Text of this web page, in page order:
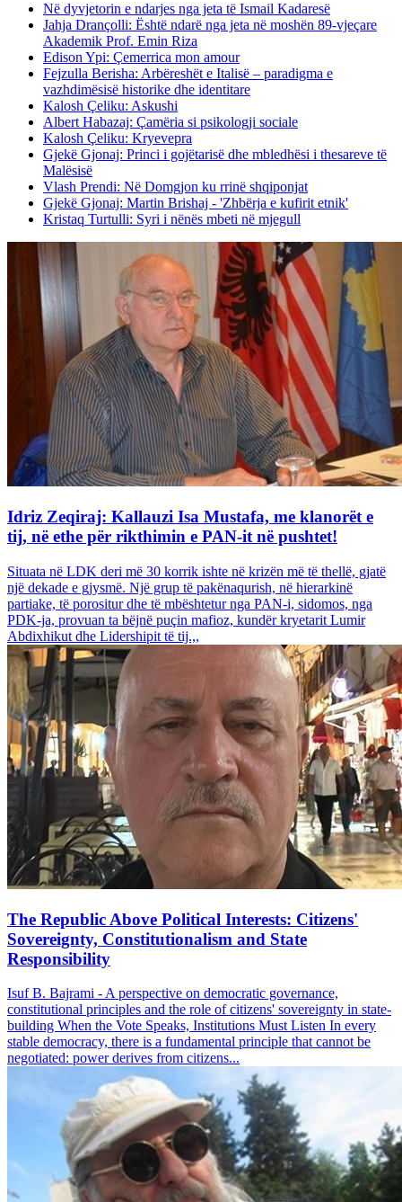
Në dyvjetorin e ndarjes nga jeta të Ismail Kadaresë
Jahja Drançolli: Është ndarë nga jeta në moshën 89-vjeçare
Akademik Prof. Emin Riza
Edison Ypi: Çemerrica mon amour
Fejzulla Berisha: Arbëreshët e Italisë – paradigma e
vazhdimësisë historike dhe identitare
Kalosh Çeliku: Askushi
Albert Habazaj: Çamëria si psikologji sociale
Kalosh Çeliku: Kryevepra
Gjekë Gjonaj: Princi i gojëtarisë dhe mbledhësi i thesareve të
Malësisë
Vlash Prendi: Në Domgjon ku rrinë shqiponjat
Gjekë Gjonaj: Martin Brishaj - 'Zhbërja e kufirit etnik'
Kristaq Turtulli: Syri i nënës mbeti në mjegull
Idriz Zeqiraj: Kallauzi Isa Mustafa, me klanorët e
tij, në ethe për rikthimin e PAN-it në pushtet!
Situata në LDK deri më 30 korrik ishte në krizën më të thellë, gjatë
një dekade e gjysmë. Një grup të pakënaqurish, në hierarkinë
partiake, të porositur dhe të mbështetur nga PAN-i, sidomos, nga
PDK-ja, provuan ta bëjnë puçin mafioz, kundër kryetarit Lumir
Abdixhikut dhe Lidershipit të tij.,,
The Republic Above Political Interests: Citizens'
Sovereignty, Constitutionalism and State
Responsibility
Isuf B. Bajrami - A perspective on democratic governance,
constitutional principles and the role of citizens' sovereignty in state-
building When the Vote Speaks, Institutions Must Listen In every
stable democracy, there is a fundamental principle that cannot be
negotiated: power derives from citizens...